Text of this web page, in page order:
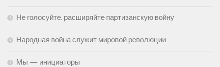
Не голосуйте. расширяйте партизанскую войну
Народная война служит мировой революции
Мы — инициаторы